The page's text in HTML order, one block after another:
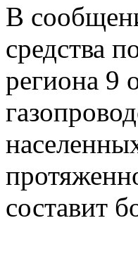
В
средства
региона 9
составит